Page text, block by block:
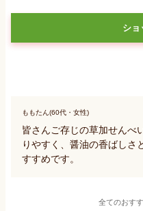
ショ
ももたん(60代・女性)
皆さんご存じの草加せんべ
りやすく、醤油の香ばしさ
すすめです。
全てのおす